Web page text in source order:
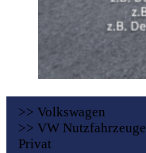
>> Volkswagen
>> VW Nutzfahrzeuge
Privat